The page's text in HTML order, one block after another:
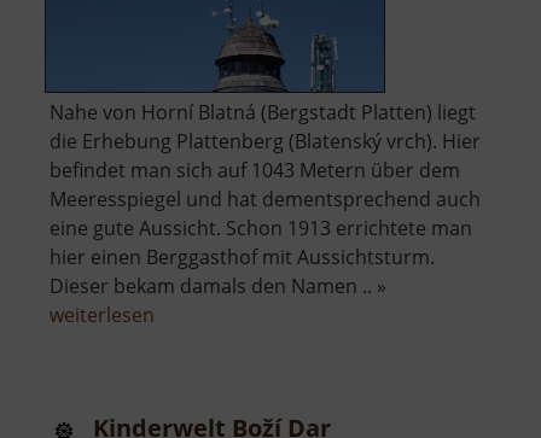
Nahe von Horní Blatná (Bergstadt Platten) liegt
die Erhebung Plattenberg (Blatenský vrch). Hier
befindet man sich auf 1043 Metern über dem
Meeresspiegel und hat dementsprechend auch
eine gute Aussicht. Schon 1913 errichtete man
hier einen Berggasthof mit Aussichtsturm.
Dieser bekam damals den Namen .. »
weiterlesen
Kinderwelt Boží Dar